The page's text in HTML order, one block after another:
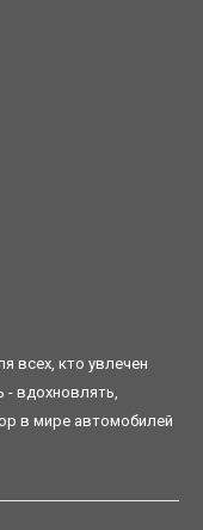
всех, кто увлечен
- вдохновлять,
в мире автомобилей